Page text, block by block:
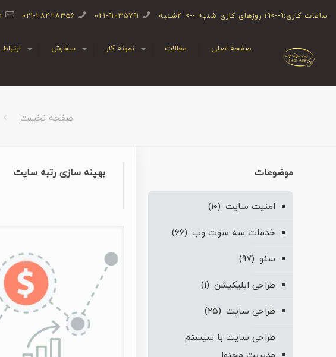
ساعات کاری:۹-->۱۹ روزهای کاری شنبه --> ۴شنبه ۰۲۱-۹۱۰۳۵۷۹۱ ۰۲۱-۲۸۴۲۸۳۵۶
صفحه اصلی مقالات نمونه کار سفارش ارتباط
صفحه نخست
بهینه سازی رتبه سایت موضوعات
امنیت سایت (۱۰)
خدمات سه سوت وب (۶۶)
سئو (۹۷)
طراحی اپلیکیشن (۱)
طراحی سایت (۲۵)
طراحی سایت با سیستم